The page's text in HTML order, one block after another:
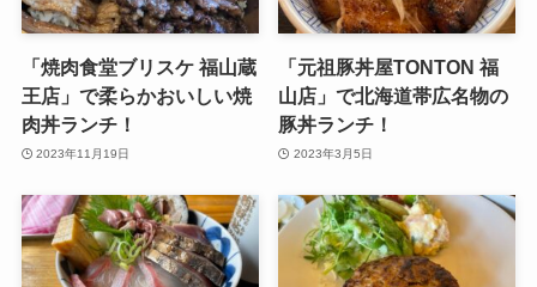
「焼肉食堂ブリスケ 福山蔵
王店」で柔らかおいしい焼
肉丼ランチ！
2023年11月19日
「元祖豚丼屋TONTON 福
山店」で北海道帯広名物の
豚丼ランチ！
2023年3月5日